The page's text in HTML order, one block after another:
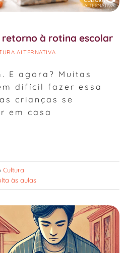
à rotina escolar
ALTERNATIVA
E agora? Muitas
difícil fazer essa
crianças se
em casa
Cultura
às aulas